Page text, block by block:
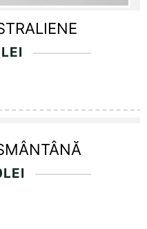
LEI
LEI